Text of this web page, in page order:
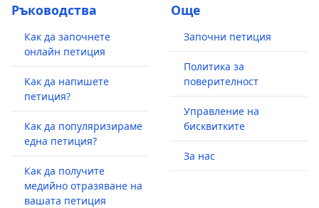
Ръководства
Как да започнете
онлайн петиция
Как да напишете
петиция?
Как да популяризираме
една петиция?
Как да получите
медийно отразяване на
вашата петиция
Още
Започни петиция
Политика за
поверителност
Управление на
бисквитките
За нас